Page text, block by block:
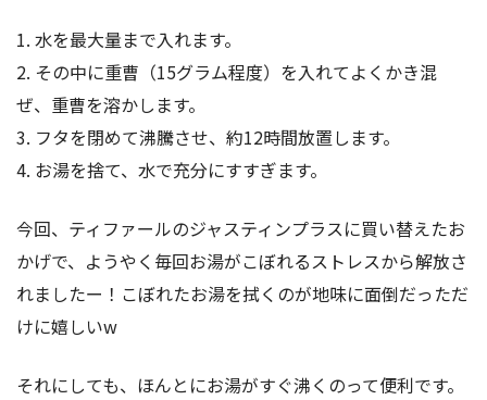
1. 水を最大量まで入れます。
2. その中に重曹（15グラム程度）を入れてよくかき混
ぜ、重曹を溶かします。
3. フタを閉めて沸騰させ、約12時間放置します。
4. お湯を捨て、水で充分にすすぎます。
今回、ティファールのジャスティンプラスに買い替えたお
かげで、ようやく毎回お湯がこぼれるストレスから解放さ
れましたー！こぼれたお湯を拭くのが地味に面倒だっただ
けに嬉しいw
それにしても、ほんとにお湯がすぐ沸くのって便利です。